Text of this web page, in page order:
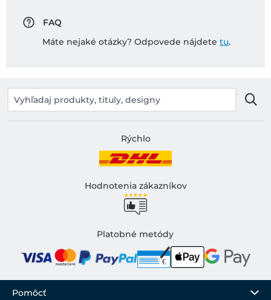
FAQ
Máte nejaké otázky? Odpovede nájdete tu.
Rýchlo
Hodnotenia zákazníkov
Platobné metódy
Pomôcť